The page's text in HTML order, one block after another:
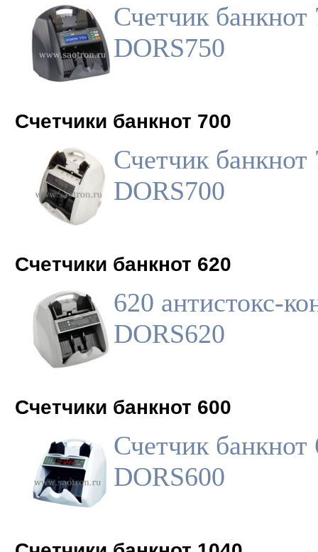
Счетчик банкнот
DORS750
Счетчики банкнот 700
Счетчик банкнот
DORS700
Счетчики банкнот 620
620 антистокс-
DORS620
Счетчики банкнот 600
Счетчик банкнот
DORS600